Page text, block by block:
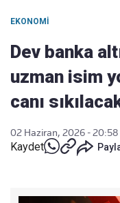
EKONOMI
Dev banka
uzman isim
canı
02 Haziran, 2026 - 20:58
Kaydet